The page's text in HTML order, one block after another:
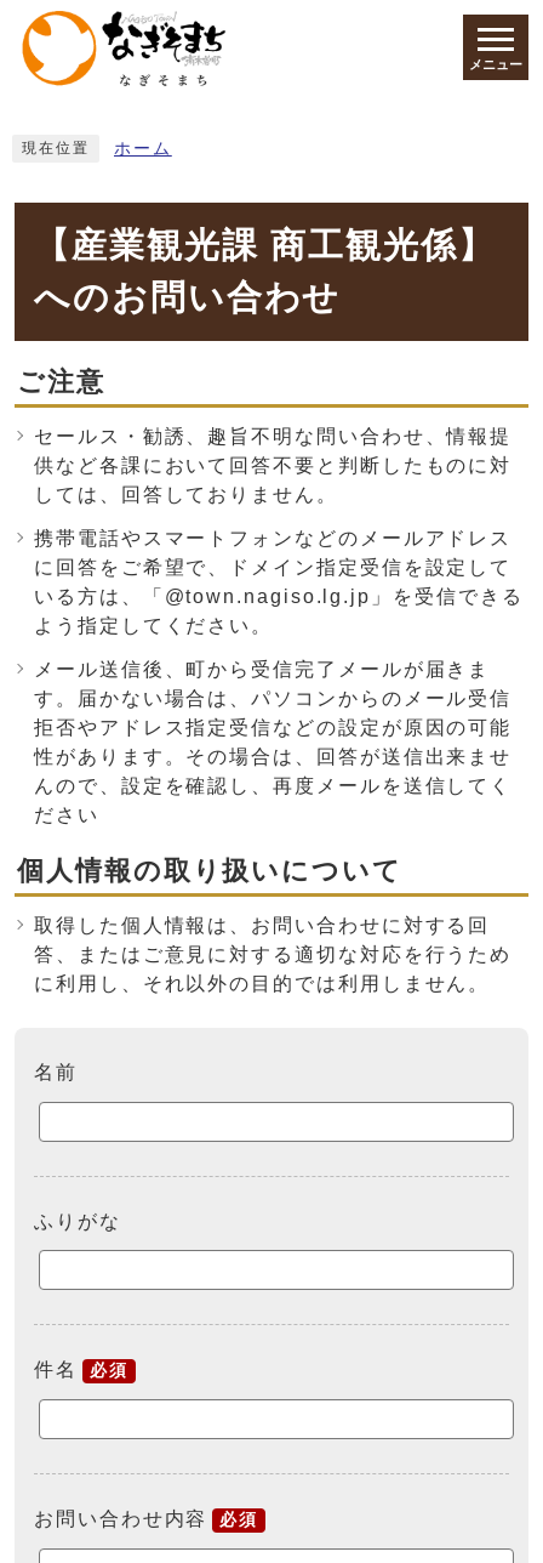
ページの先頭です
メニュー
現在位置 ホーム
【産業観光課 商工観光係】
へのお問い合わせ
ご注意
セールス・勧誘、趣旨不明な問い合わせ、情報提
供など各課において回答不要と判断したものに対
しては、回答しておりません。
携帯電話やスマートフォンなどのメールアドレス
に回答をご希望で、ドメイン指定受信を設定して
いる方は、「@town.nagiso.lg.jp」を受信できる
よう指定してください。
メール送信後、町から受信完了メールが届きま
す。届かない場合は、パソコンからのメール受信
拒否やアドレス指定受信などの設定が原因の可能
性があります。その場合は、回答が送信出来ませ
んので、設定を確認し、再度メールを送信してく
ださい
個人情報の取り扱いについて
取得した個人情報は、お問い合わせに対する回
答、またはご意見に対する適切な対応を行うため
に利用し、それ以外の目的では利用しません。
名前
ふりがな
件名 必須
お問い合わせ内容 必須